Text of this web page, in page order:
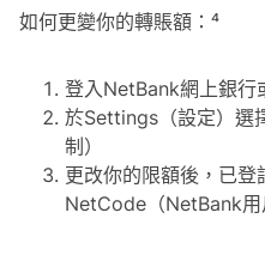
如何更變你的轉賬額：⁴
登入NetBank網上銀
於Settings（設定）選
制）
更改你的限額後，已登
NetCode（NetBank用